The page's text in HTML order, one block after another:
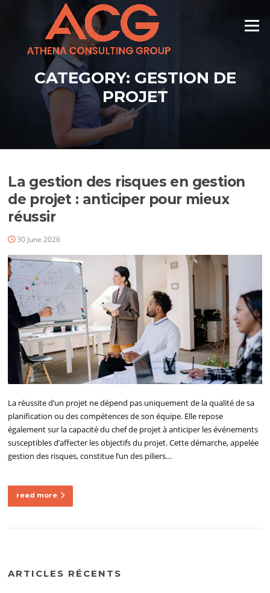
Menu
CATEGORY: GESTION DE
PROJET
La gestion des risques en gestion
de projet : anticiper pour mieux
réussir
30 June 2026
La réussite d’un projet ne dépend pas uniquement de la qualité de sa
planification ou des compétences de son équipe. Elle repose
également sur la capacité du chef de projet à anticiper les événements
susceptibles d’affecter les objectifs du projet. Cette démarche, appelée
gestion des risques, constitue l’un des piliers…
read more
ARTICLES RÉCENTS